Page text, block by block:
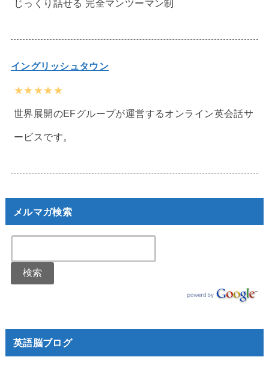
じっくり話せる 完全マンツーマン制
イングリッシュタウン
★★★★★
世界展開のEFグループが運営するオンライン英会話サ
ービスです。
メルマガ検索
英語脳ブログ